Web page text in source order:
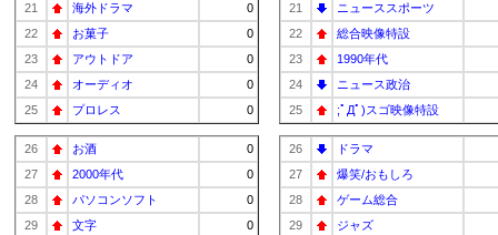
21 海外ドラマ
0
22
お菓子
0
23
アウトドア
0
24
オーディオ
0
25
プロレス 0
26 お酒
0
27
2000年代
0
28
パソコンソフト
0
29
文字
0
21
ニューススポーツ
22
総合映像特設
23
1990年代
24
ニュース政治
25
;ﾟДﾟ)スゴ映像特設
26
ドラマ
27
爆笑/おもしろ
28
ゲーム総合
29
ジャズ